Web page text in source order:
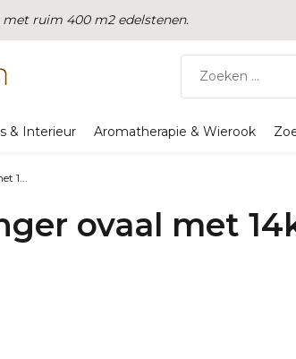
met ruim 400 m2 edelstenen.
& Interieur Aromatherapie & Wierook
1...
ovaal met